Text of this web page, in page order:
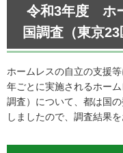
令和3年度 ホ
国調査（東京
ホームレスの自立の支援
年ごとに実施されるホー
調査）について、都は国
しましたので、調査結果を